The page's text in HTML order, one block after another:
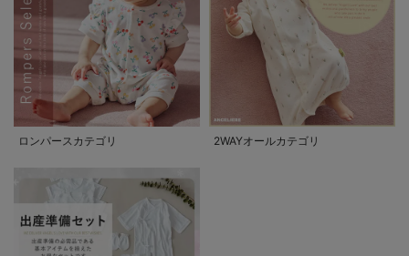
ロンパースカテゴリ 2WAYオールカテゴリ